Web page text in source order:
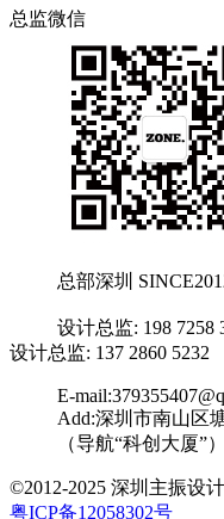
总监微信
总部深圳
设计总监: 198 7258
设计总监: 137 2860 5232
E-
Add:深圳市南山区
（导航“科创大厦”）
©2012-2025 深圳主振设
粤ICP备12058302号